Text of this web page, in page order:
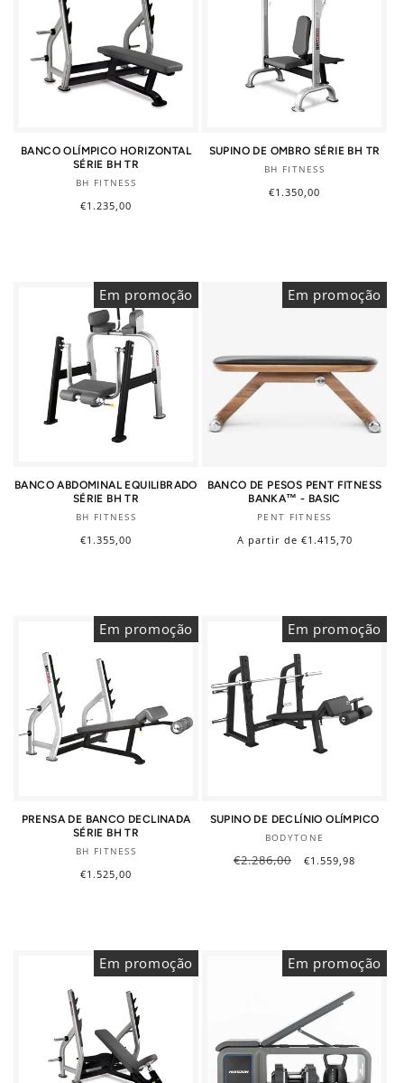
BANCO OLÍMPICO HORIZONTAL
SÉRIE BH TR
Fornecedor:
BH FITNESS
Preço
€1.235,00
SUPINO DE OMBRO SÉRIE BH TR
Fornecedor:
BH FITNESS
Preço
€1.350,00
Em promoção
BANCO ABDOMINAL EQUILIBRADO
SÉRIE BH TR
Fornecedor:
BH FITNESS
Preço
€1.355,00
Em promoção
BANCO DE PESOS PENT FITNESS
BANKA™ - BASIC
Fornecedor:
PENT FITNESS
Preço
A partir de €1.415,70
Em promoção
PRENSA DE BANCO DECLINADA
SÉRIE BH TR
Fornecedor:
BH FITNESS
Preço
€1.525,00
Em promoção
SUPINO DE DECLÍNIO OLÍMPICO
Fornecedor:
BODYTONE
Preço
€2.286,00
Preço
€1.559,98
Em promoção Em promoção